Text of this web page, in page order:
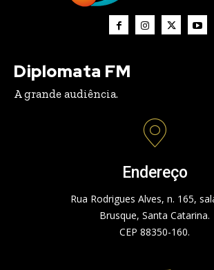
Diplomata FM
A grande audiência.
Endereço
Rua Rodrigues Alves, n. 165,
Brusque, Santa Catarina.
CEP 88350-160.